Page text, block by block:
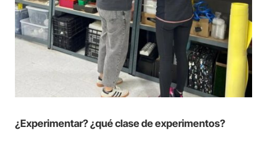
¿Experimentar? ¿qué clase de experimentos?